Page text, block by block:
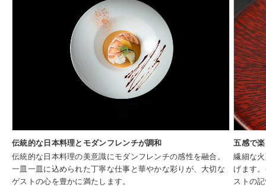
伝統的な日本料理とモダンフレンチが調和
伝統的な日本料理の美意識にモダンフレンチの感性を融合。
一皿一皿に込められた丁寧な仕事と華やかな彩りが、大切な
ゲストの心を豊かに満たします。
五感で
繊細な
げます
ストの